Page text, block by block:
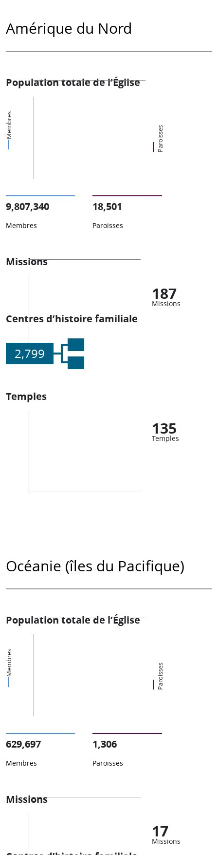
Amérique du Nord
Population totale de l’Église
Membres Paroisses
9,807,340
Membres
18,501
Paroisses
Missions
187
Missions
Centres d’histoire familiale
2,799
Temples
135
Temples
Océanie (îles du Pacifique)
Population totale de l’Église
Membres Paroisses
629,697
Membres
1,306
Paroisses
Missions
17
Missions